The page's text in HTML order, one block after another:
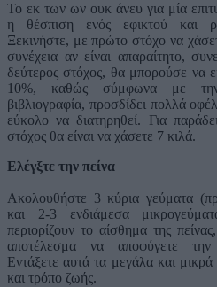
Το εκ των ων ουκ άνευ για μία
η θέσπιση ενός εφικτού και
Ξεκινήστε, με πρώτο στόχο να
συνέχεια αν είναι απαραίτητο,
δεύτερος στόχος, θα μπορούσε να
10%, καθώς σύμφωνα με την
βιβλιογραφία, προσδίδει πολλά
εύκολο να διατηρηθεί. Για
στόχος θα είναι να χάσετε 7 κιλά.
Ελέγξτε την πείνα
Ακολουθήστε 3 κύρια γεύματα
και 2-3 ενδιάμεσα
περιορίζουν το αίσθημα της
αποτέλεσμα να αποφύγετε την
Εντάξετε αυτά τα μεγάλα και
και τρόπο ζωής.